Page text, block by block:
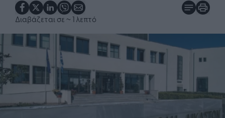
Διαβάζεται σε ~ 1 λεπτό